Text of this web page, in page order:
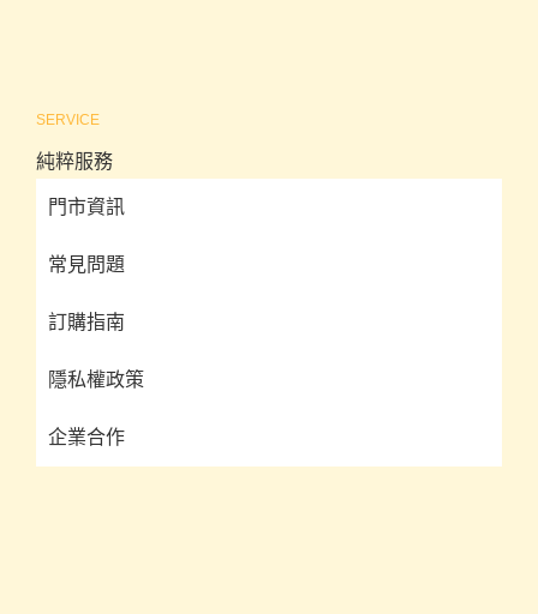
SERVICE
純粹服務
門市資訊
常見問題
訂購指南
隱私權政策
企業合作